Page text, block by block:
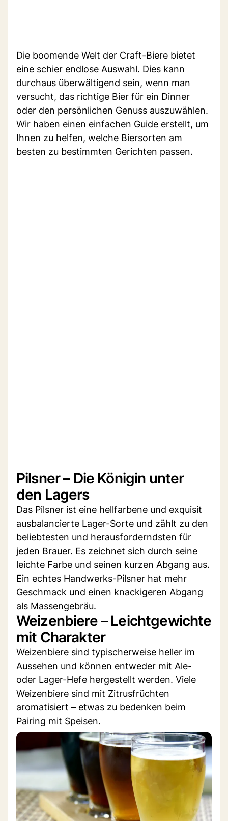
Die boomende Welt der Craft-Biere bietet
eine schier endlose Auswahl. Dies kann
durchaus überwältigend sein, wenn man
versucht, das richtige Bier für ein Dinner
oder den persönlichen Genuss auszuwählen.
Wir haben einen einfachen Guide erstellt, um
Ihnen zu helfen, welche Biersorten am
besten zu bestimmten Gerichten passen.
Pilsner – Die Königin unter
den Lagers
Das Pilsner ist eine hellfarbene und exquisit
ausbalancierte Lager-Sorte und zählt zu den
beliebtesten und herausforderndsten für
jeden Brauer. Es zeichnet sich durch seine
leichte Farbe und seinen kurzen Abgang aus.
Ein echtes Handwerks-Pilsner hat mehr
Geschmack und einen knackigeren Abgang
als Massengebräu.
Weizenbiere – Leichtgewichte
mit Charakter
Weizenbiere sind typischerweise heller im
Aussehen und können entweder mit Ale-
oder Lager-Hefe hergestellt werden. Viele
Weizenbiere sind mit Zitrusfrüchten
aromatisiert – etwas zu bedenken beim
Pairing mit Speisen.